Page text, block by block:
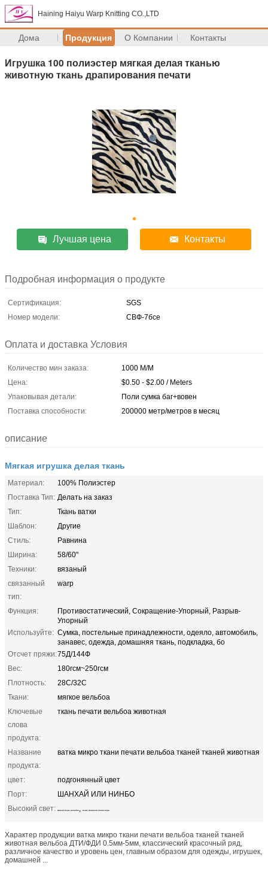
Haining Haiyu Warp Knitting CO.,LTD
Дома Продукция О Компании Контакты
Игрушка 100 полиэстер мягкая делая тканью
животную ткань драпирования печати
Лучшая цена Контакты
Подробная информация о продукте
Сертификация:
SGS
Номер модели:
СВФ-7бсе
Оплата и доставка Условия
Количество мин заказа:
1000 М/М
Цена:
$0.50 - $2.00 / Meters
Упаковывая детали:
Поли сумка баг+вовен
Поставка способности:
200000 метр/метров в месяц
описание
Мягкая игрушка делая ткань
Материал:
100% Полиэстер
Поставка Тип: Делать на заказ
Тип:
Ткань ватки
Шаблон:
Другие
Стиль:
Равнина
Ширина:
58/60"
Техники:
вязаный
связанный
тип:
warp
Функция:
Противостатический, Сокращение-Упорный, Разрыв-
Упорный
Используйте: Сумка, постельные принадлежности, одеяло, автомобиль,
занавес, одежда, домашняя ткань, подкладка, бо
Отсчет пряжи:75Д/144Ф
Вес:
180гсм~250гсм
Плотность:
28С/32С
Ткани:
мягкое вельбоа
Ключевые
слова
продукта:
ткань печати вельбоа животная
Название
продукта:
ватка микро ткани печати вельбоа тканей тканей животная
цвет:
подгонянный цвет
Порт:
ШАНХАЙ ИЛИ НИНБО
Высокий свет:
мягкая ткань вельбоа , ткань фланели полиэстера
Характер продукции ватка микро ткани печати вельбоа тканей тканей
животная вельбоа ДТИ/ФДИ 0.5мм-5мм, классический красочный ряд,
различное качество и уровень цен, главным образом для одежды, игрушек,
домашней ...